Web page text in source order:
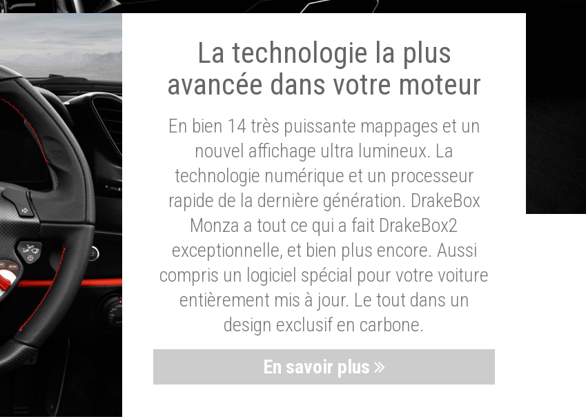
La technologie la plus
avancée dans votre moteur
En bien 14 très puissante mappages et un
nouvel affichage ultra lumineux. La
technologie numérique et un processeur
rapide de la dernière génération. DrakeBox
Monza a tout ce qui a fait DrakeBox2
exceptionnelle, et bien plus encore. Aussi
compris un logiciel spécial pour votre voiture
entièrement mis à jour. Le tout dans un
design exclusif en carbone.
En savoir plus